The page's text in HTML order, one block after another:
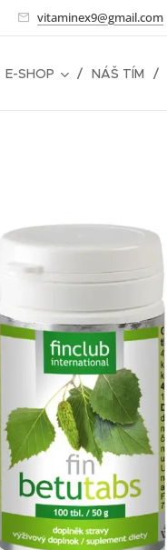
vitaminex9@gmail.com
E-SHOP NÁŠ TÍM